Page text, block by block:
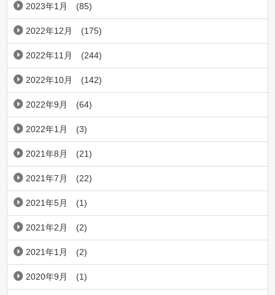
2023年1月 (85)
2022年12月 (175)
2022年11月 (244)
2022年10月 (142)
2022年9月 (64)
2022年1月 (3)
2021年8月 (21)
2021年7月 (22)
2021年5月 (1)
2021年2月 (2)
2021年1月 (2)
2020年9月 (1)